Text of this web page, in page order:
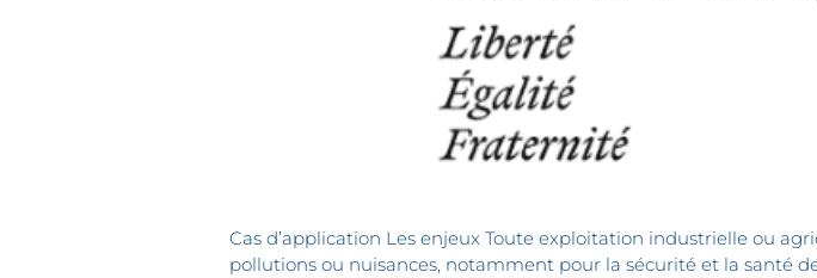
Cas d’application Les enjeux Toute exploitation industrielle ou
pollutions ou nuisances, notamment pour la sécurité et la santé